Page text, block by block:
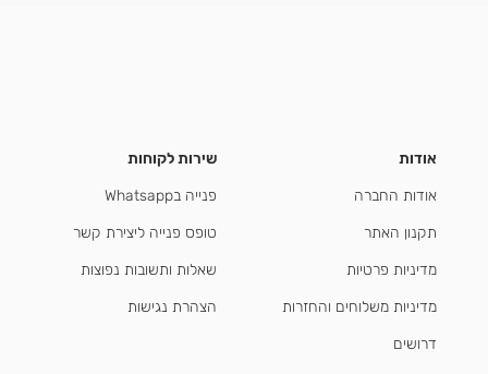
אודות
אודות החברה
תקנון האתר
מדיניות פרטיות
מדיניות משלוחים והחזרות
דרושים
שירות לקוחות
פנייה בWhatsapp
טופס פנייה ליצירת קשר
שאלות ותשובות נפוצות
הצהרת נגישות